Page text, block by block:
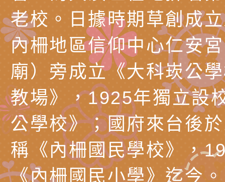
題融入教學－國民中
（教材）推薦實施計
字稿及LCD託播影（
國家發展委員會檔案
理本(115)年「春遊
動
檢送桃園市政府家庭
「小桃家4月課程資
姻怎麼翻譯－青少年
工作坊」、「愛『原
親子共學同樂會」、
代愛在陪伴」、「親
西門國小114學年度
親職教育講座「如何
情緒力？—用SEL玩
子溝通之秘訣」
有關財團法人中華國
礙者生命教育推廣協
「環保愛台灣」第五
礙者中小學生環保繪
檢送行政院新聞傳播
月份公共服務政策溝
訊
有關桃園市政府家庭
辦理115年原住民家
桃園市大溪區田心國
老校。日據時期草創成
內柵地區信仰中心仁安
廟）旁成立《大科崁公
教場》，1925年獨立設
公學校》；國府來台後
稱《內柵國民學校》，
《內柵國民小學》迄今。